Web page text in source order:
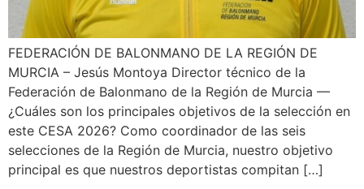
FEDERACIÓN DE BALONMANO DE LA REGIÓN DE
MURCIA – Jesús Montoya Director técnico de la
Federación de Balonmano de la Región de Murcia —
¿Cuáles son los principales objetivos de la selección en
este CESA 2026? Como coordinador de las seis
selecciones de la Región de Murcia, nuestro objetivo
principal es que nuestros deportistas compitan […]